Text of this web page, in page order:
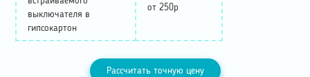
выключателя в
гипсокартон
от 250р
Рассчитать точную цену